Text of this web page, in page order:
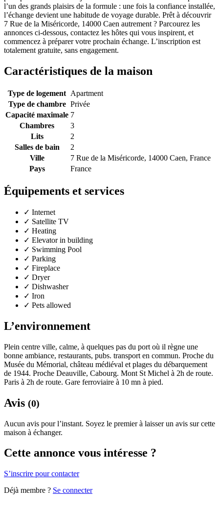
l’un des grands plaisirs de la formule : une fois la confiance installée,
l’échange devient une habitude de voyage durable. Prêt à découvrir
7 Rue de la Miséricorde, 14000 Caen autrement ? Parcourez les
annonces ci-dessous, contactez les hôtes qui vous inspirent, et
commencez à préparer votre prochain échange. L’inscription est
totalement gratuite, sans engagement.
Caractéristiques de la maison
Type de logement Apartment
Type de chambre Privée
Capacité maximale 7
Chambres
3
Lits
2
Salles de bain
2
Ville
7 Rue de la Miséricorde, 14000 Caen, France
Pays
France
Équipements et services
✓ Internet
✓ Satellite TV
✓ Heating
✓ Elevator in building
✓ Swimming Pool
✓ Parking
✓ Fireplace
✓ Dryer
✓ Dishwasher
✓ Iron
✓ Pets allowed
L’environnement
Plein centre ville, calme, à quelques pas du port où il règne une
bonne ambiance, restaurants, pubs. transport en commun. Proche du
Musée du Mémorial, château médiéval et plages du débarquement
de 1944. Proche Deauville, Cabourg. Mont St Michel à 2h de route.
Paris à 2h de route. Gare ferroviaire à 10 mn à pied.
Avis (0)
Aucun avis pour l’instant. Soyez le premier à laisser un avis sur cette
maison à échanger.
Cette annonce vous intéresse ?
S’inscrire pour contacter
Déjà membre ? Se connecter